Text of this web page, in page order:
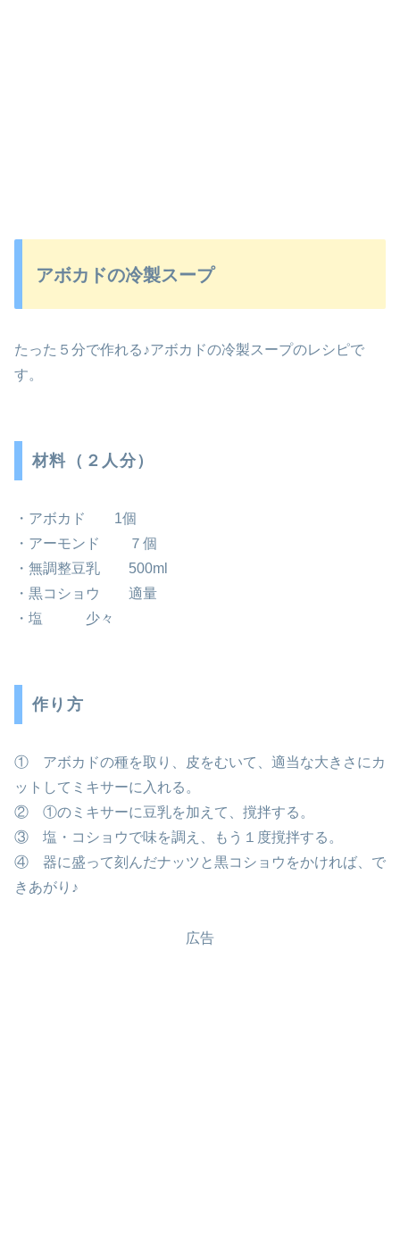
アボカドの冷製スープ
たった５分で作れる♪アボカドの冷製スープのレシピで
す。
材料（２人分）
・アボカド 1個
・アーモンド ７個
・無調整豆乳 500ml
・黒コショウ 適量
・塩 少々
作り方
① アボカドの種を取り、皮をむいて、適当な大きさにカ
ットしてミキサーに入れる。
② ①のミキサーに豆乳を加えて、撹拌する。
③ 塩・コショウで味を調え、もう１度撹拌する。
④ 器に盛って刻んだナッツと黒コショウをかければ、で
きあがり♪
広告